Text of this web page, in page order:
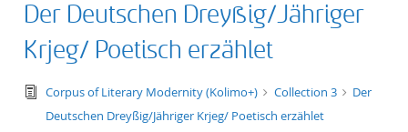
title descending
format
Der Deutschen Dreyßig/Jähriger
Krjeg/ Poetisch erzählet
text/tg.edition+tg.aggregation+xml
Corpus of Literary Modernity (Kolimo+) Collection 3
Der
Deutschen Dreyßig/Jähriger Krjeg/ Poetisch erzählet